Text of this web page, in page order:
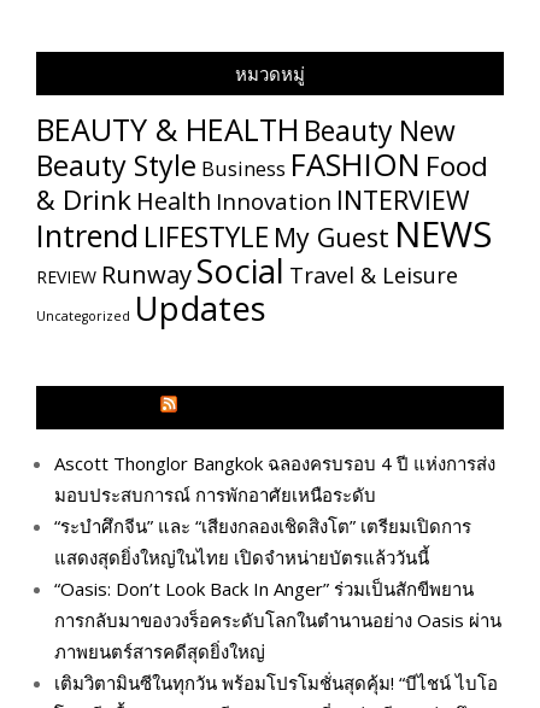
หมวดหมู่
BEAUTY & HEALTH Beauty New
Beauty Style Business FASHION Food
& Drink Health Innovation INTERVIEW
Intrend LIFESTYLE My​ Guest NEWS
REVIEW RunwaySocial Travel & Leisure
Uncategorized Updates
Ascott Thonglor Bangkok ฉลองครบรอบ 4 ปี แห่งการส่ง
มอบประสบการณ์ การพักอาศัยเหนือระดับ
“ระบำศึกจีน” และ “เสียงกลองเชิดสิงโต” เตรียมเปิดการ
แสดงสุดยิ่งใหญ่ในไทย เปิดจำหน่ายบัตรแล้ววันนี้
“Oasis: Don’t Look Back In Anger” ร่วมเป็นสักขีพยาน
การกลับมาของวงร็อคระดับโลกในตำนานอย่าง Oasis ผ่าน
ภาพยนตร์สารคดีสุดยิ่งใหญ่
เติมวิตามินซีในทุกวัน พร้อมโปรโมชั่นสุดคุ้ม! “บีไชน์ ไบโอ